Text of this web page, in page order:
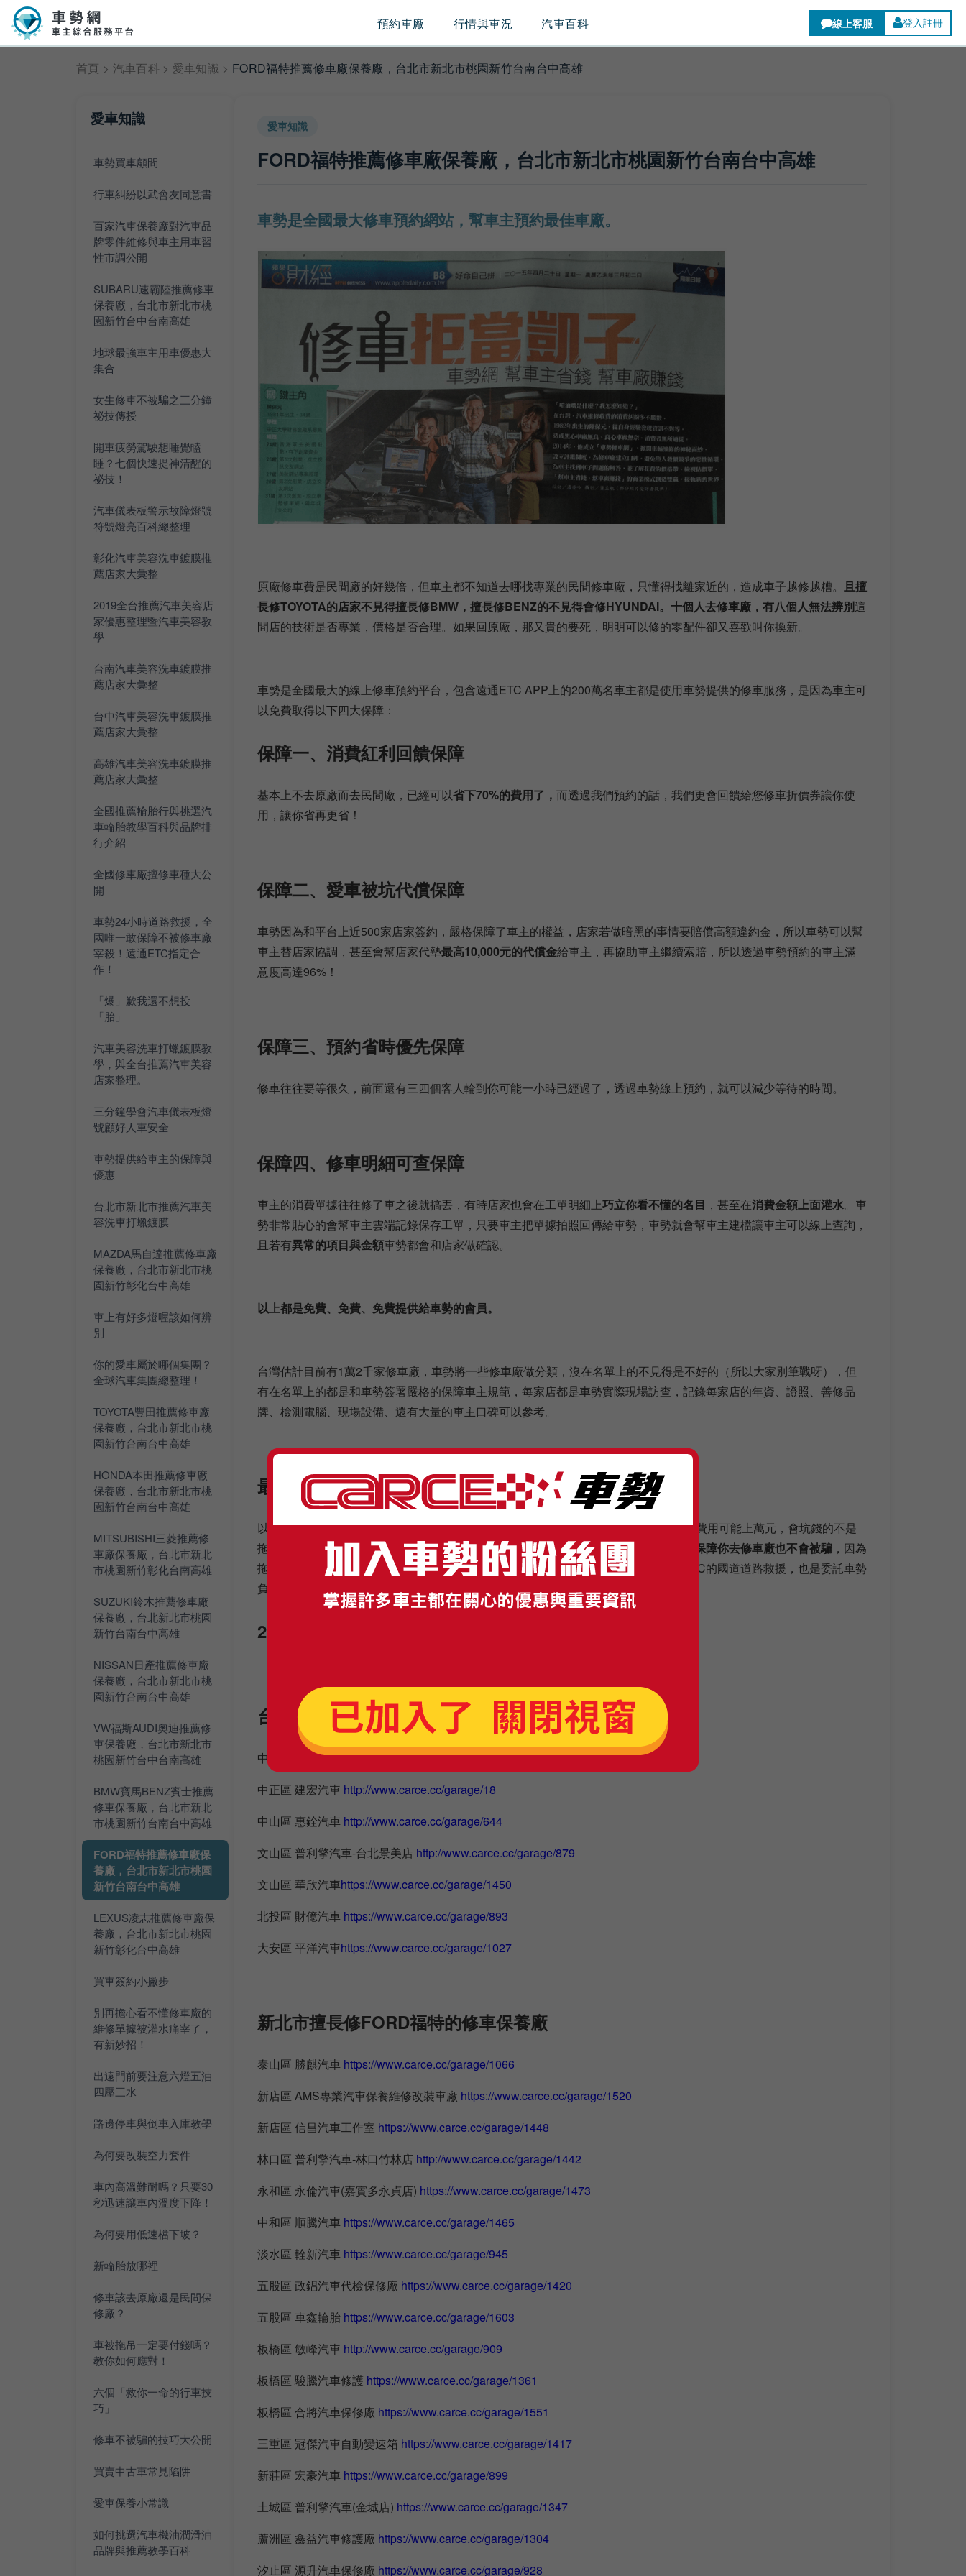
登入註冊
預約車廠 行情與車況 汽車百科
首頁 > 汽車百科 > 愛車知識 > FORD福特推薦修車廠保養廠，台北市新北市桃園新竹台南台中高雄
愛車知識
車勢買車顧問
行車糾紛以武會友同意書
百家汽車保養廠對汽車品
牌零件維修與車主用車習
性市調公開
SUBARU速霸陸推薦修車
保養廠，台北市新北市桃
園新竹台中台南高雄
地球最強車主用車優惠大
集合
女生修車不被騙之三分鐘
祕技傳授
開車疲勞駕駛想睡覺瞌
睡？七個快速提神清醒的
祕技！
汽車儀表板警示故障燈號
符號燈亮百科總整理
彰化汽車美容洗車鍍膜推
薦店家大彙整
2019全台推薦汽車美容店
家優惠整理暨汽車美容教
學
台南汽車美容洗車鍍膜推
薦店家大彙整
台中汽車美容洗車鍍膜推
薦店家大彙整
高雄汽車美容洗車鍍膜推
薦店家大彙整
全國推薦輪胎行與挑選汽
車輪胎教學百科與品牌排
行介紹
全國修車廠擅修車種大公
開
車勢24小時道路救援，全
國唯一敢保障不被修車廠
宰殺！遠通ETC指定合
作！
「爆」歉我還不想投
「胎」
汽車美容洗車打蠟鍍膜教
學，與全台推薦汽車美容
店家整理。
三分鐘學會汽車儀表板燈
號顧好人車安全
車勢提供給車主的保障與
優惠
台北市新北市推薦汽車美
容洗車打蠟鍍膜
MAZDA馬自達推薦修車廠
保養廠，台北市新北市桃
園新竹彰化台中高雄
車上有好多燈喔該如何辨
別
你的愛車屬於哪個集團？
全球汽車集團總整理！
TOYOTA豐田推薦修車廠
保養廠，台北市新北市桃
園新竹台南台中高雄
HONDA本田推薦修車廠
保養廠，台北市新北市桃
園新竹台南台中高雄
MITSUBISHI三菱推薦修
車廠保養廠，台北市新北
市桃園新竹彰化台南高雄
SUZUKI鈴木推薦修車廠
保養廠，台北新北市桃園
新竹台南台中高雄
NISSAN日產推薦修車廠
保養廠，台北市新北市桃
園新竹台南台中高雄
VW福斯AUDI奧迪推薦修
車保養廠，台北市新北市
桃園新竹台中台南高雄
BMW寶馬BENZ賓士推薦
修車保養廠，台北市新北
市桃園新竹台南台中高雄
FORD福特推薦修車廠保
養廠，台北市新北市桃園
新竹台南台中高雄
LEXUS凌志推薦修車廠保
養廠，台北市新北市桃園
新竹彰化台中高雄
買車簽約小撇步
別再擔心看不懂修車廠的
維修單據被灌水痛宰了，
有新妙招！
出遠門前要注意六燈五油
四壓三水
路邊停車與倒車入庫教學
為何要改裝空力套件
車內高溫難耐嗎？只要30
秒迅速讓車內溫度下降！
為何要用低速檔下坡？
新輪胎放哪裡
修車該去原廠還是民間保
修廠？
車被拖吊一定要付錢嗎？
教你如何應對！
六個「救你一命的行車技
巧」
修車不被騙的技巧大公開
買賣中古車常見陷阱
愛車保養小常識
如何挑選汽車機油潤滑油
品牌與推薦教學百科
愛車知識
FORD福特推薦修車廠保養廠，台北市新北市桃園新竹台南台中高雄
車勢是全國最大修車預約網站，幫車主預約最佳車廠。
原廠修車費是民間廠的好幾倍，但車主都不知道去哪找專業的民間修車廠，只懂得找離家近的，造成車子越修越糟。 且擅
長修TOYOTA的店家不見得擅長修BMW，擅長修BENZ的不見得會修HYUNDAI。十個人去修車廠，有八個人無法辨別這
間店的技術是否專業，價格是否合理。如果回原廠，那又貴的要死，明明可以修的零配件卻又喜歡叫你換新。
車勢是全國最大的線上修車預約平台，包含遠通ETC APP上的200萬名車主都是使用車勢提供的修車服務，是因為車主可
以免費取得以下四大保障：
保障一、消費紅利回饋保障
基本上不去原廠而去民間廠，已經可以省下70%的費用了， 而透過我們預約的話，我們更會回饋給您修車折價券讓你使
用，讓你省再更省！
保障二、愛車被坑代償保障
車勢因為和平台上近500家店家簽約，嚴格保障了車主的權益，店家若做暗黑的事情要賠償高額違約金，所以車勢可以幫
車主替店家協調，甚至會幫店家代墊最高10,000元的代償金給車主，再協助車主繼續索賠，所以透過車勢預約的車主滿
意度高達96%！
保障三、預約省時優先保障
修車往往要等很久，前面還有三四個客人輪到你可能一小時已經過了，透過車勢線上預約，就可以減少等待的時間。
保障四、修車明細可查保障
車主的消費單據往往修了車之後就搞丟，有時店家也會在工單明細上巧立你看不懂的名目 ，甚至在消費金額上面灌水。車
勢非常貼心的會幫車主雲端記錄保存工單，只要車主把單據拍照回傳給車勢，車勢就會幫車主建檔讓車主可以線上查詢，
且若有異常的項目與金額車勢都會和店家做確認。
以上都是免費、免費、免費提供給車勢的會員。
台灣估計目前有1萬2千家修車廠，車勢將一些修車廠做分類，沒在名單上的不見得是不好的（所以大家別筆戰呀），但
有在名單上的都是和車勢簽署嚴格的保障車主規範，每家店都是車勢實際現場訪查，記錄每家店的年資、證照、善修品
牌、檢測電腦、現場設備、還有大量的車主口碑可以參考。
最安心的24小時道路救援
以往道路救援的暗黑處，就是拖吊業者勾結修車廠，造成可能拖車費1千至2千，但維修費用可能上萬元，會坑錢的不是
拖吊費，而是被拖到修車廠後的維修費。車勢除了拖吊價格敢公開透明外，
全國唯一敢保障你去修車廠也不會被騙 ，因為
拖吊業者和修車廠都有和車勢簽約，全程監督車主的拖吊與維修費用。目前遠通電收ETC的國道道路救援，也是委託車勢
負責喔！
24小時道路救援專線
台北市擅長修FORD福特的修車保養廠
中正區 普利擎汽車-台北台大店http://www.carce.cc/garage/880
中正區 建宏汽車 http://www.carce.cc/garage/18
中山區 惠銓汽車 http://www.carce.cc/garage/644
文山區 普利擎汽車-台北景美店 http://www.carce.cc/garage/879
文山區 華欣汽車https://www.carce.cc/garage/1450
北投區 財億汽車 https://www.carce.cc/garage/893
大安區 平洋汽車https://www.carce.cc/garage/1027
新北市擅長修FORD福特的修車保養廠
泰山區 勝麒汽車 https://www.carce.cc/garage/1066
新店區 AMS專業汽車保養維修改裝車廠 https://www.carce.cc/garage/1520
新店區 信昌汽車工作室 https://www.carce.cc/garage/1448
林口區 普利擎汽車-林口竹林店 http://www.carce.cc/garage/1442
永和區 永倫汽車(嘉實多永貞店) https://www.carce.cc/garage/1473
中和區 順騰汽車 https://www.carce.cc/garage/1465
淡水區 輇新汽車 https://www.carce.cc/garage/945
五股區 政錩汽車代檢保修廠 https://www.carce.cc/garage/1420
五股區 車鑫輪胎 https://www.carce.cc/garage/1603
板橋區 敏峰汽車 http://www.carce.cc/garage/909
板橋區 駿騰汽車修護 https://www.carce.cc/garage/1361
板橋區 合將汽車保修廠 https://www.carce.cc/garage/1551
三重區 冠傑汽車自動變速箱 https://www.carce.cc/garage/1417
新莊區 宏豪汽車 https://www.carce.cc/garage/899
土城區 普利擎汽車(金城店) https://www.carce.cc/garage/1347
蘆洲區 鑫益汽車修護廠 https://www.carce.cc/garage/1304
汐止區 源升汽車保修廠 https://www.carce.cc/garage/928